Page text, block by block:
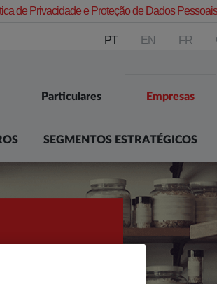
de Privacidade e Proteção de Dados Pessoais
PT EN FR
Particulares Empresas
SEGMENTOS ESTRATÉGICOS